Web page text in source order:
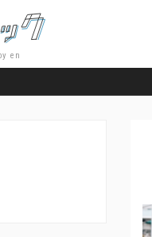
en